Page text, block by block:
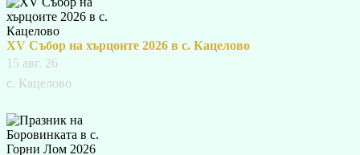
XV Събор на хърцоите 2026 в с. Кацелово
15 авг. 26
с. Кацелово